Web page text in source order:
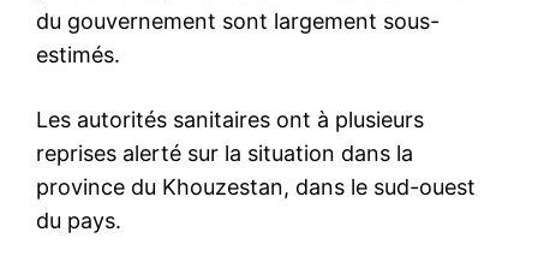
du gouvernement sont largement sous-
estimés.
Les autorités sanitaires ont à plusieurs
reprises alerté sur la situation dans la
province du Khouzestan, dans le sud-ouest
du pays.